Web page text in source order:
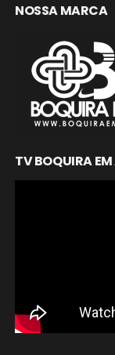
NOSSA MARCA
TV BOQUIRA